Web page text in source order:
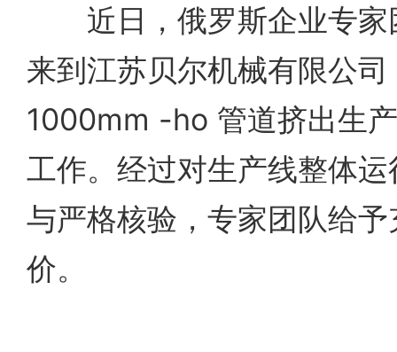
近日，俄罗斯企业专家
来到江苏贝尔机械有限公
1000mm -ho 管道挤出生
工作。经过对生产线整体
与严格核验，专家团队给
价。